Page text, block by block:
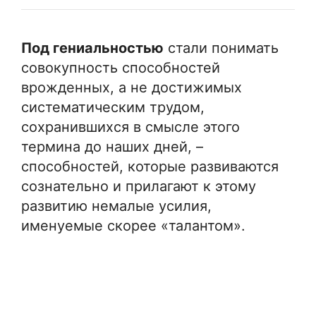
Под гениальностью стали понимать
совокупность способностей
врожденных, а не достижимых
систематическим трудом,
сохранившихся в смысле этого
термина до наших дней, –
способностей, которые развиваются
сознательно и прилагают к этому
развитию немалые усилия,
именуемые скорее «талантом».